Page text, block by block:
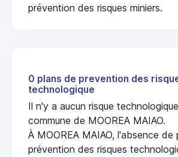
prévention des risques miniers.
0 plans de prevention des
technologique
Il n'y a aucun risque
commune de MOOREA MAIAO.
À MOOREA MAIAO, l'absence de
prévention des risques